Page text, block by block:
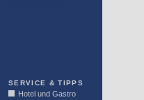
SERVICE & TIPPS
Hotel und Gastro